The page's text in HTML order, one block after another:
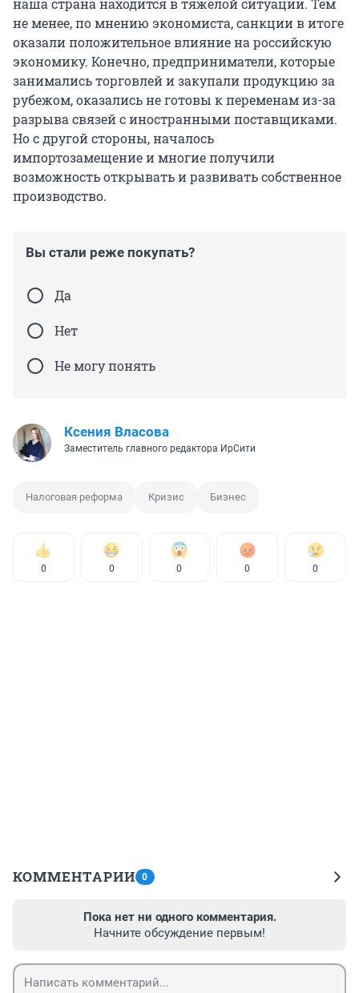
наша страна находится в тяжелой ситуации. Тем
не менее, по мнению экономиста, санкции в итоге
оказали положительное влияние на российскую
экономику. Конечно, предприниматели, которые
занимались торговлей и закупали продукцию за
рубежом, оказались не готовы к переменам из-за
разрыва связей с иностранными поставщиками.
Но с другой стороны, началось
импортозамещение и многие получили
возможность открывать и развивать собственное
производство.
Вы стали реже покупать?
Да
Нет
Не могу понять
Ксения Власова
Заместитель главного редактора ИрСити
Налоговая реформа Кризис Бизнес
0 0 0 0 0
КОММЕНТАРИИ 0
Пока нет ни одного комментария.
Начните обсуждение первым!